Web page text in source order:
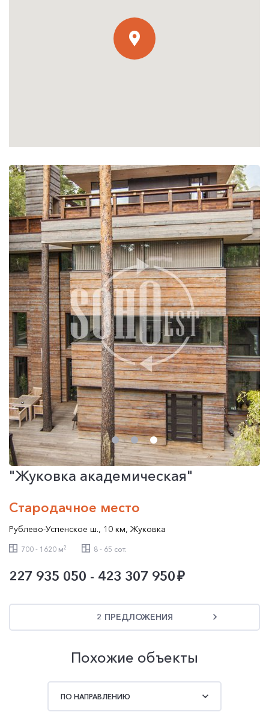
"Жуковка академическая"
Стародачное место
Рублево-Успенское ш., 10 км, Жуковка
700 - 1620 м2 8 - 65 сот.
227 935 050 - 423 307 950
2 ПРЕДЛОЖЕНИЯ
Похожие объекты
ПО НАПРАВЛЕНИЮ